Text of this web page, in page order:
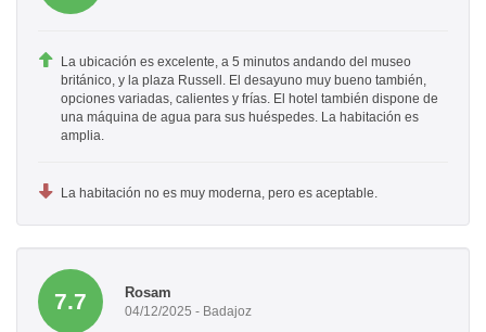
La ubicación es excelente, a 5 minutos andando del museo
británico, y la plaza Russell. El desayuno muy bueno también,
opciones variadas, calientes y frías. El hotel también dispone de
una máquina de agua para sus huéspedes. La habitación es
amplia.
La habitación no es muy moderna, pero es aceptable.
7.7 Rosam
04/12/2025 - Badajoz